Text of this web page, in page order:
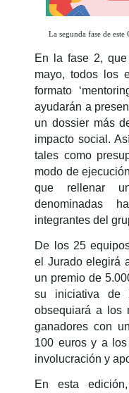
La segunda fase de
En la fase 2,
mayo, todos los
formato
ayudarán a
un dossier más
impacto social.
tales como
modo de
que rellenar
denominadas
integrantes del
De los 25
el Jurado elegirá
un premio de
su iniciativa de
obsequiará a los
ganadores con
100 euros y a
involucración y
En esta